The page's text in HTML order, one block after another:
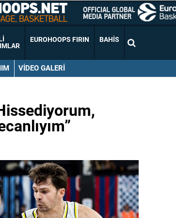
EUROHOOPS FIRIN BAHIS
VIDEO GALERI